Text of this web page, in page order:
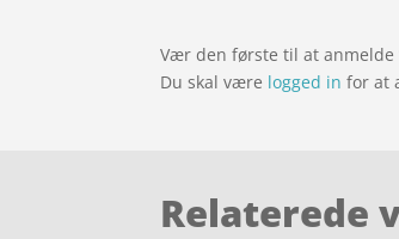
Vær den første til at anmelde
Du skal være logged in for at
Relaterede